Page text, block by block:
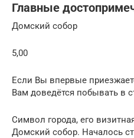
Главные
Домский собор
5,00
Если Вы впервые
Вам доведётся побывать в
Символ города, его
Домский собор. Началось